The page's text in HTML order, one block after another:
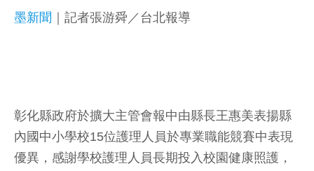
墨新聞 ｜記者張游舜／台北報導
彰化縣政府於擴大主管會報中由縣長王惠美表揚縣
內國中小學校15位護理人員於專業職能競賽中表現
優異，感謝學校護理人員長期投入校園健康照護，